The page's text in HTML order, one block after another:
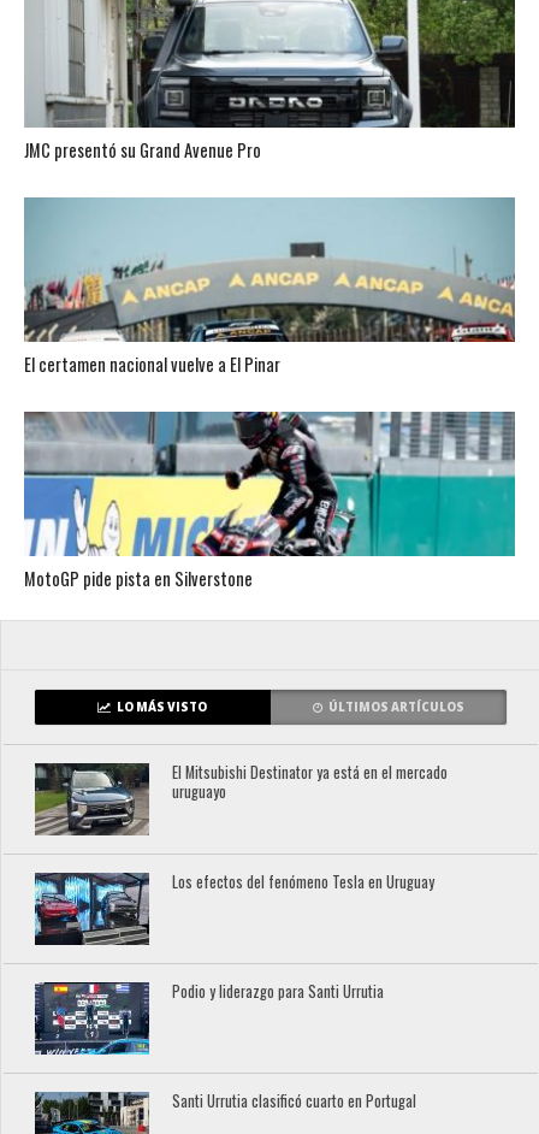
JMC presentó su Grand Avenue Pro
El certamen nacional vuelve a El Pinar
MotoGP pide pista en Silverstone
LO MÁS VISTO ÚLTIMOS ARTÍCULOS
El Mitsubishi Destinator ya está en el mercado
uruguayo
Los efectos del fenómeno Tesla en Uruguay
Podio y liderazgo para Santi Urrutia
Santi Urrutia clasificó cuarto en Portugal